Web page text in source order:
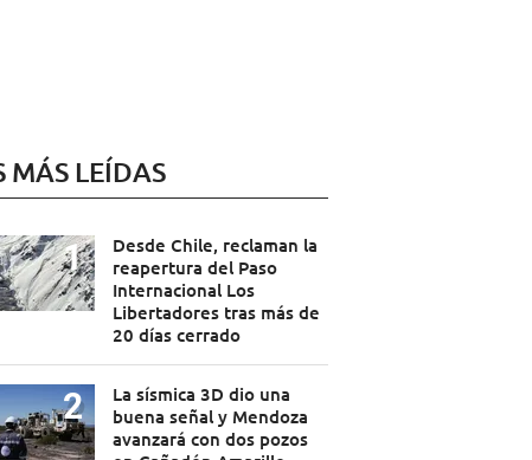
MÁS LEÍDAS
Desde Chile, reclaman la
reapertura del Paso
Internacional Los
Libertadores tras más de
20 días cerrado
La sísmica 3D dio una
buena señal y Mendoza
avanzará con dos pozos